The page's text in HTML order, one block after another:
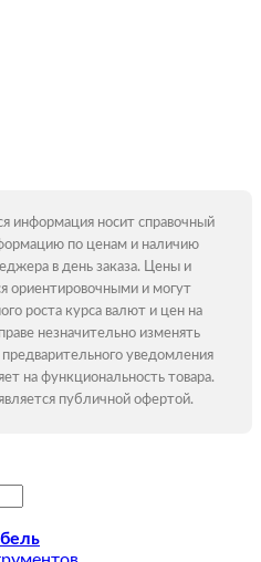
информация носит справочный
по ценам и наличию
в день заказа. Цены и
ориентировочными и могут
роста курса валют и цен на
незначительно изменять
уведомления
на функциональность товара.
публичной офертой.